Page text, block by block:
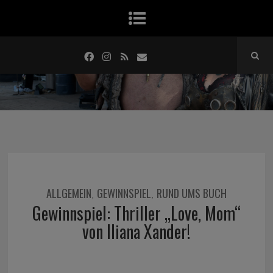
ALLGEMEIN, GEWINNSPIEL, RUND UMS BUCH
Gewinnspiel: Thriller „Love, Mom“
von Iliana Xander!